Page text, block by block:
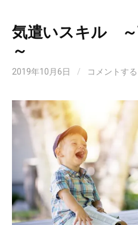
気遣いスキル ～
～
2019年10月6日 / コメントする